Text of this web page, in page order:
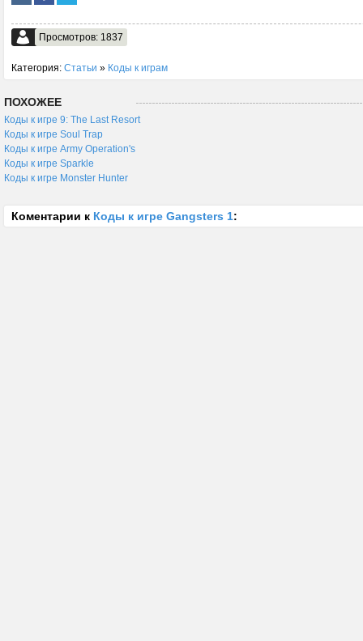
Просмотров: 1837
Категория: Статьи » Коды к играм
ПОХОЖЕЕ
Коды к игре 9: The Last Resort
Коды к игре Soul Trap
Коды к игре Army Operation's
Коды к игре Sparkle
Коды к игре Monster Hunter
Коментарии к Коды к игре Gangsters 1: